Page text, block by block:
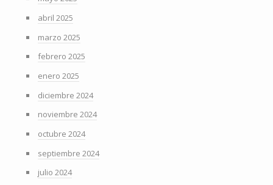
abril 2025
marzo 2025
febrero 2025
enero 2025
diciembre 2024
noviembre 2024
octubre 2024
septiembre 2024
julio 2024